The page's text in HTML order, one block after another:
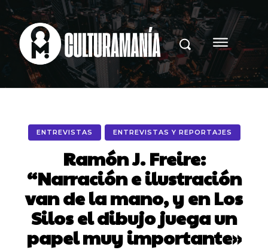
ENTREVISTAS ENTREVISTAS Y REPORTAJES
Ramón J. Freire:
“Narración e ilustración
van de la mano, y en Los
Silos el dibujo juega un
papel muy importante»